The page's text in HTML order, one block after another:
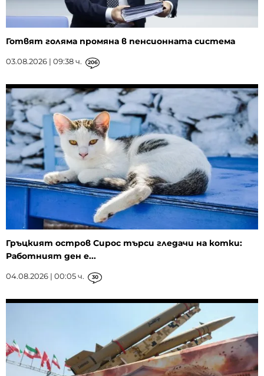
Готвят голяма промяна в пенсионната система
03.08.2026 | 09:38 ч. 206
Гръцкият остров Сирос търси гледачи на котки:
Работният ден е...
04.08.2026 | 00:05 ч. 30